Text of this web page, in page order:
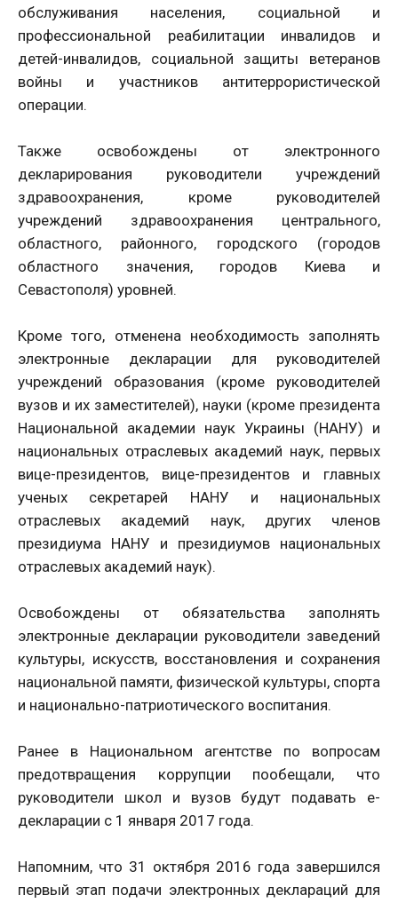
обслуживания населения, социальной и
профессиональной реабилитации инвалидов и
детей-инвалидов, социальной защиты ветеранов
войны и участников антитеррористической
операции.
Также освобождены от электронного
декларирования руководители учреждений
здравоохранения, кроме руководителей
учреждений здравоохранения центрального,
областного, районного, городского (городов
областного значения, городов Киева и
Севастополя) уровней.
Кроме того, отменена необходимость заполнять
электронные декларации для руководителей
учреждений образования (кроме руководителей
вузов и их заместителей), науки (кроме президента
Национальной академии наук Украины (НАНУ) и
национальных отраслевых академий наук, первых
вице-президентов, вице-президентов и главных
ученых секретарей НАНУ и национальных
отраслевых академий наук, других членов
президиума НАНУ и президиумов национальных
отраслевых академий наук).
Освобождены от обязательства заполнять
электронные декларации руководители заведений
культуры, искусств, восстановления и сохранения
национальной памяти, физической культуры, спорта
и национально-патриотического воспитания.
Ранее в Национальном агентстве по вопросам
предотвращения коррупции пообещали, что
руководители школ и вузов будут подавать е-
декларации с 1 января 2017 года.
Напомним, что 31 октября 2016 года завершился
первый этап подачи электронных деклараций для